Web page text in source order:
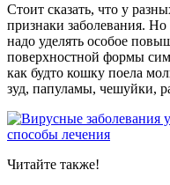
Стоит сказать, что у
признаки заболевания.
надо уделять особое
поверхностной формы
как будто кошку поела
зуд, папуламы, чешуйки,
Читайте также!